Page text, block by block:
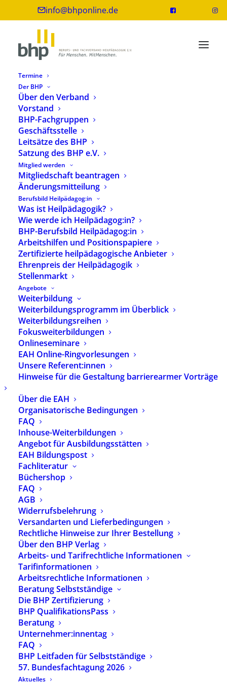
info@bhponline.de
Termine
Der BHP
Über den Verband
Vorstand
BHP-Fachgruppen
Geschäftsstelle
Leitsätze des BHP
Satzung des BHP e.V.
Mitglied werden
Mitgliedschaft beantragen
Änderungsmitteilung
Berufsbild Heilpädagog:in
Was ist Heilpädagogik?
Wie werde ich Heilpädagog:in?
BHP-Berufsbild Heilpädagog:in
Arbeitshilfen und Positionspapiere
Zertifizierte heilpädagogische Anbieter
Ehrenpreis der Heilpädagogik
Stellenmarkt
Angebote
Weiterbildung
Weiterbildungsprogramm im Überblick
Weiterbildungsreihen
Fokusweiterbildungen
Onlineseminare
EAH Online-Ringvorlesungen
Unsere Referent:innen
Hinweise für die Gestaltung barrierearmer Vorträge
Über die EAH
Organisatorische Bedingungen
FAQ
Inhouse-Weiterbildungen
Angebot für Ausbildungsstätten
EAH Bildungspost
Fachliteratur
Büchershop
FAQ
AGB
Widerrufsbelehrung
Versandarten und Lieferbedingungen
Rechtliche Hinweise zur Ihrer Bestellung
Über den BHP Verlag
Arbeits- und Tarifrechtliche Informationen
Tarifinformationen
Arbeitsrechtliche Informationen
Beratung Selbstständige
Die BHP Zertifizierung
BHP QualifikationsPass
Beratung
Unternehmer:innentag
FAQ
BHP Leitfaden für Selbstständige
57. Bundesfachtagung 2026
Aktuelles
inklusiv
Media not available
Elternberatung
im
heilpädagogisch
-inklusiven
Kontext